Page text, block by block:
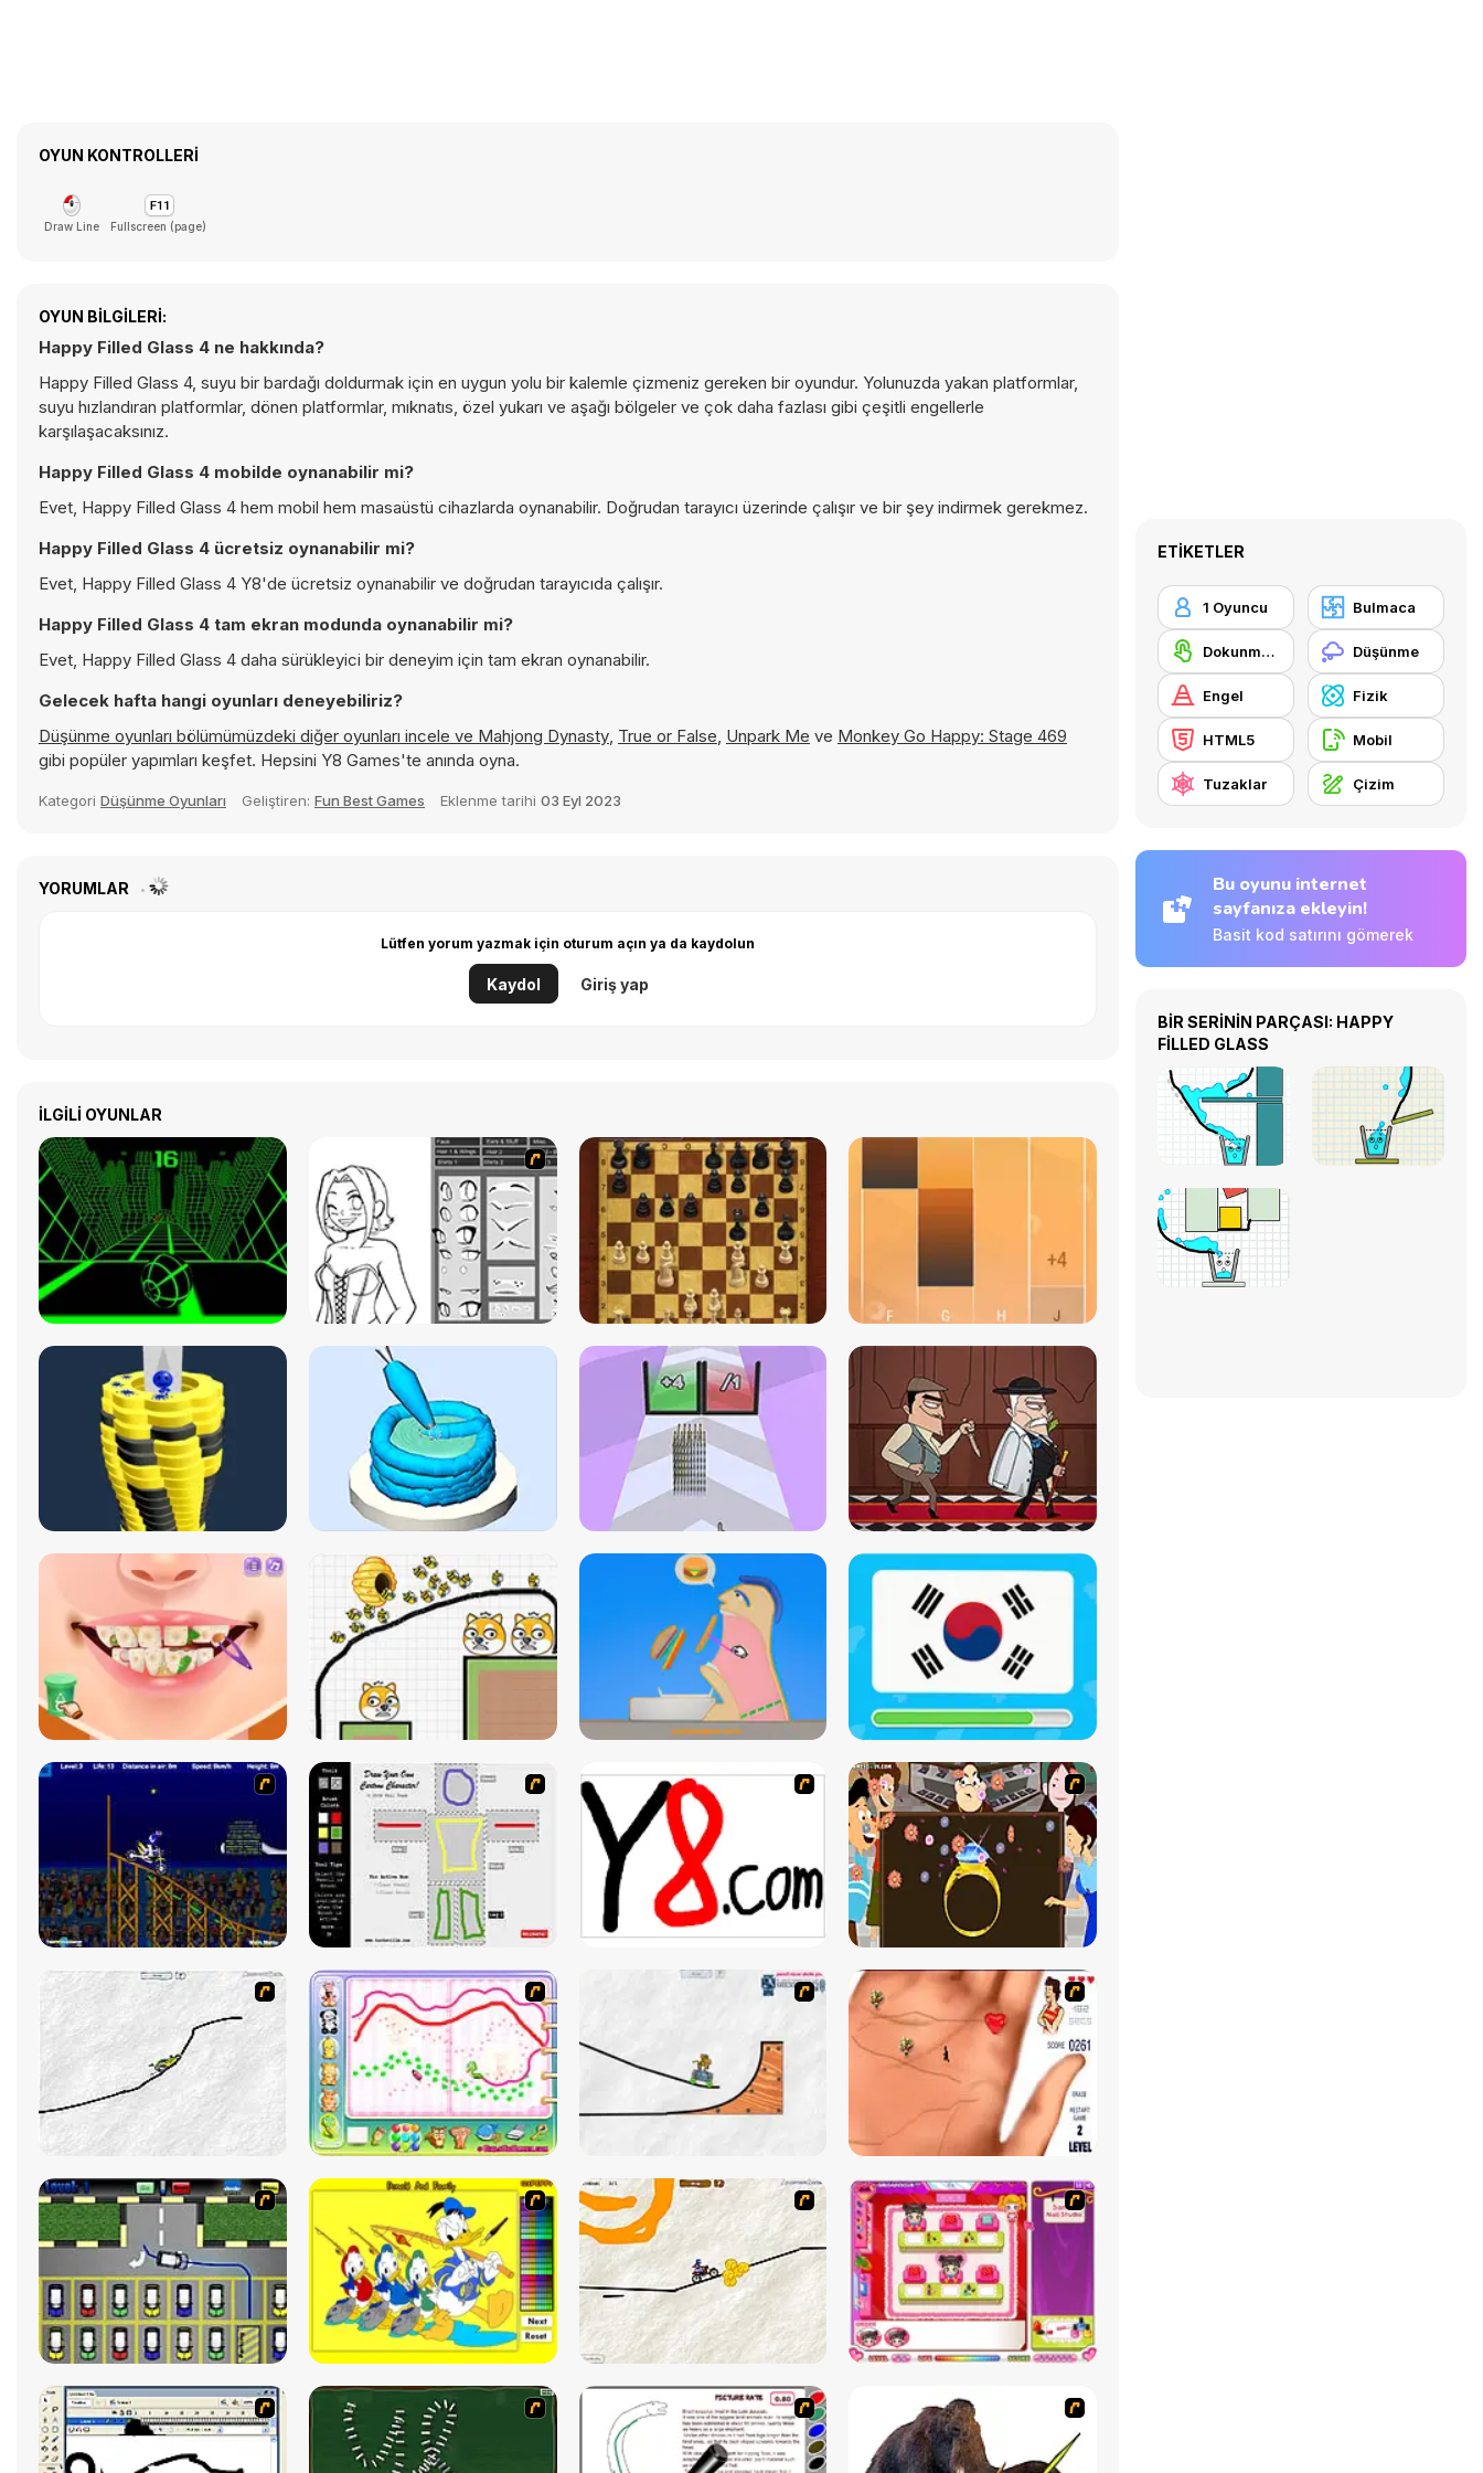
OYUN KONTROLLERI
Draw Line Fullscreen (page)
OYUN BILGILERI:
Happy Filled Glass 4 ne hakkında?
Happy Filled Glass 4, suyu bir bardağı doldurmak için en uygun yolu bir kalemle çizmeniz gereken bir oyundur. Yolunuzda yakan platformlar,
suyu hızlandıran platformlar, dönen platformlar, mıknatıs, özel yukarı ve aşağı bölgeler ve çok daha fazlası gibi çeşitli engellerle
karşılaşacaksınız.
Happy Filled Glass 4 mobilde oynanabilir mi?
Evet, Happy Filled Glass 4 hem mobil hem masaüstü cihazlarda oynanabilir. Doğrudan tarayıcı üzerinde çalışır ve bir şey indirmek gerekmez.
Happy Filled Glass 4 ücretsiz oynanabilir mi?
Evet, Happy Filled Glass 4 Y8'de ücretsiz oynanabilir ve doğrudan tarayıcıda çalışır.
Happy Filled Glass 4 tam ekran modunda oynanabilir mi?
Evet, Happy Filled Glass 4 daha sürükleyici bir deneyim için tam ekran oynanabilir.
Gelecek hafta hangi oyunları deneyebiliriz?
Düşünme oyunları bölümümüzdeki diğer oyunları incele ve Mahjong Dynasty, True or False, Unpark Me ve Monkey Go Happy: Stage 469
gibi popüler yapımları keşfet. Hepsini Y8 Games'te anında oyna.
Kategori Düşünme Oyunları Geliştiren: Fun Best Games Eklenme tarihi 03 Eyl 2023
YORUMLAR
Lütfen yorum yazmak için oturum açın ya da kaydolun
Kaydol Giriş yap
İLGILI OYUNLAR
ETIKETLER
1 Oyuncu Bulmaca
Dokunmatik ekran Düşünme
Engel Fizik
HTML5 Mobil
Tuzaklar Çizim
Bu oyunu internet
sayfanıza ekleyin!
Basit kod satırını gömerek
BİR SERİNİN PARÇASI: HAPPY
FILLED GLASS